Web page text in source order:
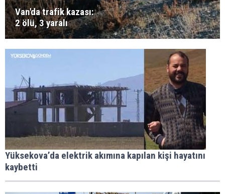
Van'da trafik kazası:
2 ölü, 3 yaralı
Yüksekova’da elektrik akımına kapılan kişi hayatını
kaybetti